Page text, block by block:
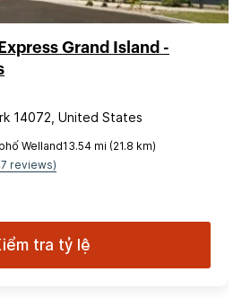
Grand Island -
14072, United States
Welland13.54 mi (21.8 km)
reviews)
tra tỷ lệ